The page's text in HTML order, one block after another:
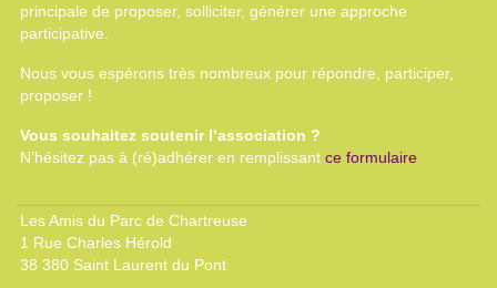
principale de proposer, solliciter, générer une approche
participative.
Nous vous espérons très nombreux pour répondre, participer,
proposer !
Vous souhaitez soutenir l’association ?
N’hésitez pas à (ré)adhérer en remplissant ce formulaire
Les Amis du Parc de Chartreuse
1 Rue Charles Hérold
38 380 Saint Laurent du Pont